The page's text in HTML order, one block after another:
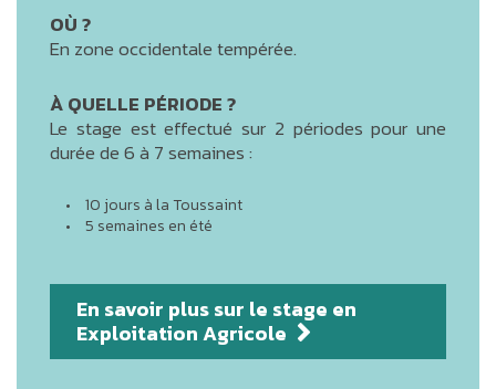
OÙ ?
En zone occidentale tempérée.
À QUELLE PÉRIODE ?
Le stage est effectué sur 2 périodes pour une
durée de 6 à 7 semaines :
10 jours à la Toussaint
5 semaines en été
En savoir plus sur le stage en
Exploitation Agricole